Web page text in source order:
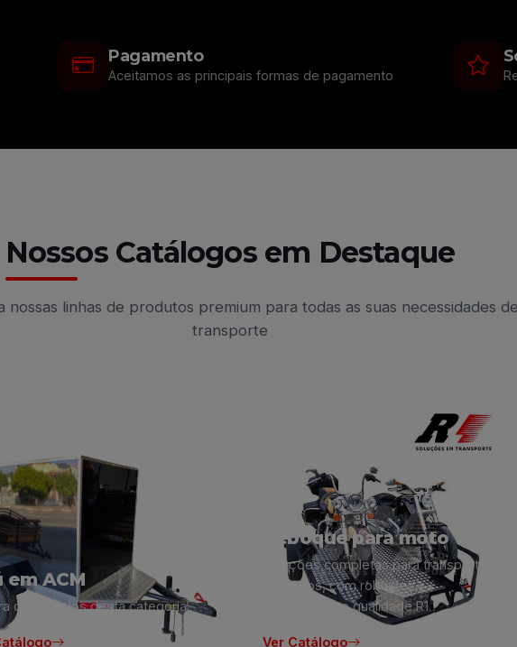
Pagamento
Aceitamos as principais formas de pagamento
Nossos Catálogos em Destaque
nossas linhas de produtos premium para todas as suas necessidades de
transporte
em ACM
os modelos desta categoria.
Reboque para moto
Soluções completas para transporte
de motos, com robustez,
estabilidade e qualidade R1.
Ver Catálogo